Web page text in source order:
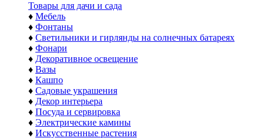
Товары для дачи и сада
♦ Мебель
♦ Фонтаны
♦ Светильники и гирлянды на солнечных батареях
♦ Фонари
♦ Декоративное освещение
♦ Вазы
♦ Кашпо
♦ Садовые украшения
♦ Декор интерьера
♦ Посуда и сервировка
♦ Электрические камины
♦ Искусственные растения